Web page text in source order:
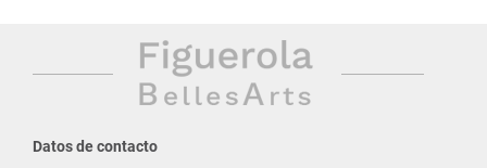
Datos de contacto